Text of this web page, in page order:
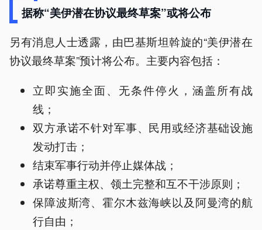
据称“美伊潜在协议最终草案”或将公布
另有消息人士透露，由巴基斯坦斡旋的“美伊潜在
协议最终草案”预计将公布。主要内容包括：
立即实施全面、无条件停火，涵盖所有战
线；
双方承诺不针对军事、民用或经济基础设施
发动打击；
结束军事行动并停止媒体战；
承诺尊重主权、领土完整和互不干涉原则；
保障波斯湾、霍尔木兹海峡以及阿曼湾的航
行自由；